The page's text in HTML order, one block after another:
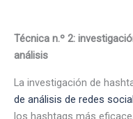
Técnica n.º 2:
análisis
La investigación de
de análisis de redes
los hashtags más